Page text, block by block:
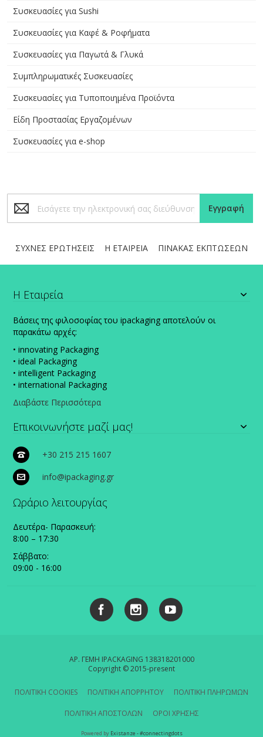
Συσκευασίες για Sushi
Συσκευασίες για Καφέ & Ροφήματα
Συσκευασίες για Παγωτά & Γλυκά
Συμπληρωματικές Συσκευασίες
Συσκευασίες για Τυποποιημένα Προϊόντα
Είδη Προστασίας Εργαζομένων
Συσκευασίες για e-shop
στο
Ενημερωτικό
Εγγραφή
ΣΥΧΝΕΣ ΕΡΩΤΗΣΕΙΣ Η ΕΤΑΙΡΕΙΑ ΠΙΝΑΚΑΣ ΕΚΠΤΩΣΕΩΝ
Η Εταιρεία
Βάσεις της φιλοσοφίας του ipackaging αποτελούν οι
παρακάτω αρχές:
• innovating Packaging
• ideal Packaging
• intelligent Packaging
• international Packaging
Διαβάστε Περισσότερα
Επικοινωνήστε μαζί μας!
+30 215 215 1607
info@ipackaging.gr
Ωράριο λειτουργίας
Δευτέρα- Παρασκευή:
8:00 – 17:30
Σάββατο:
09:00 - 16:00
ΑΡ. ΓΕΜΗ IPACKAGING 138318201000
Copyright © 2015-present
ΠΟΛΙΤΙΚΗ COOKIES ΠΟΛΙΤΙΚΗ ΑΠΟΡΡΗΤΟΥ ΠΟΛΙΤΙΚΗ ΠΛΗΡΩΜΩΝ
ΠΟΛΙΤΙΚΗ ΑΠΟΣΤΟΛΩΝ ΟΡΟΙ ΧΡΗΣΗΣ
Powered by Existanze - #connectingdots